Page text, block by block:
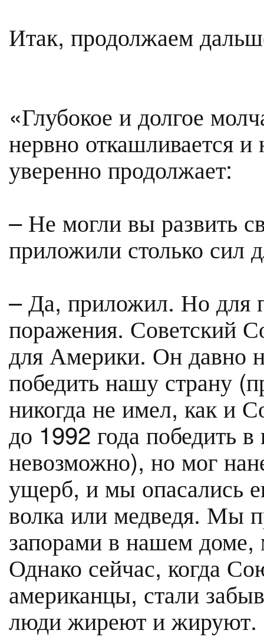
Итак, продолжаем
«Глубокое и долгое
нервно откашливается и
уверенно продолжает:
– Не могли вы развить
приложили столько
– Да, приложил. Но для
поражения. Советский
для Америки. Он давно
победить нашу страну
никогда не имел, как и
до 1992 года победить
невозможно), но мог
ущерб, и мы опасались
волка или медведя. Мы
запорами в нашем
Однако сейчас, когда
американцы, стали
люди жиреют и жируют.